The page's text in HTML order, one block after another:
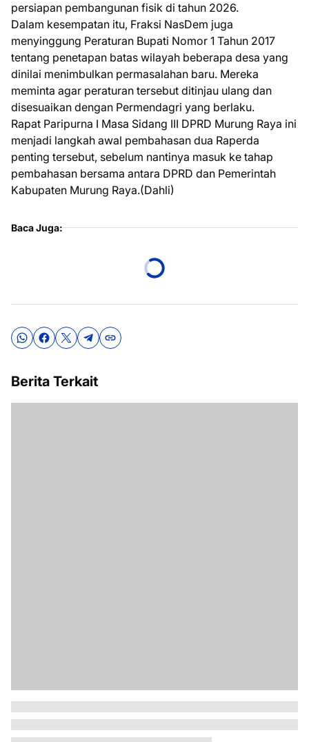
persiapan pembangunan fisik di tahun 2026.
Dalam kesempatan itu, Fraksi NasDem juga
menyinggung Peraturan Bupati Nomor 1 Tahun 2017
tentang penetapan batas wilayah beberapa desa yang
dinilai menimbulkan permasalahan baru. Mereka
meminta agar peraturan tersebut ditinjau ulang dan
disesuaikan dengan Permendagri yang berlaku.
Rapat Paripurna I Masa Sidang III DPRD Murung Raya ini
menjadi langkah awal pembahasan dua Raperda
penting tersebut, sebelum nantinya masuk ke tahap
pembahasan bersama antara DPRD dan Pemerintah
Kabupaten Murung Raya.(Dahli)
Baca Juga:
Berita Terkait